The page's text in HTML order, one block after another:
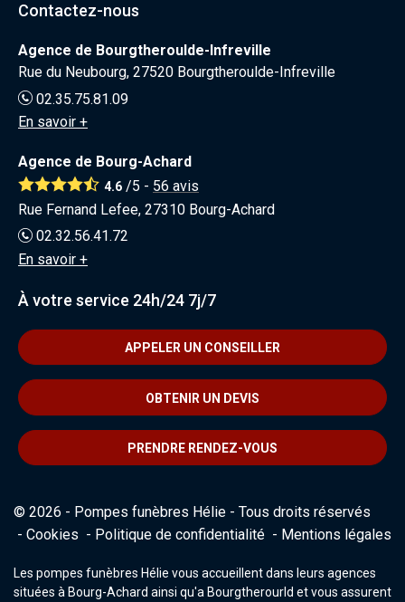
Contactez-nous
Agence de Bourgtheroulde-Infreville
Rue du Neubourg, 27520 Bourgtheroulde-Infreville
02.35.75.81.09
En savoir +
Agence de Bourg-Achard
4.6 /5 - 56 avis
Rue Fernand Lefee, 27310 Bourg-Achard
02.32.56.41.72
En savoir +
À votre service 24h/24 7j/7
APPELER UN CONSEILLER
OBTENIR UN DEVIS
PRENDRE RENDEZ-VOUS
© 2026 - Pompes funèbres Hélie - Tous droits réservés
Cookies
Politique de confidentialité Mentions légales
Les pompes funèbres Hélie vous accueillent dans leurs agences
situées à Bourg-Achard ainsi qu'a Bourgtherourld et vous assurent